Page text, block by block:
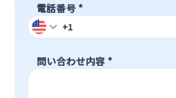
電話番号 *
問い合わせ内容 *